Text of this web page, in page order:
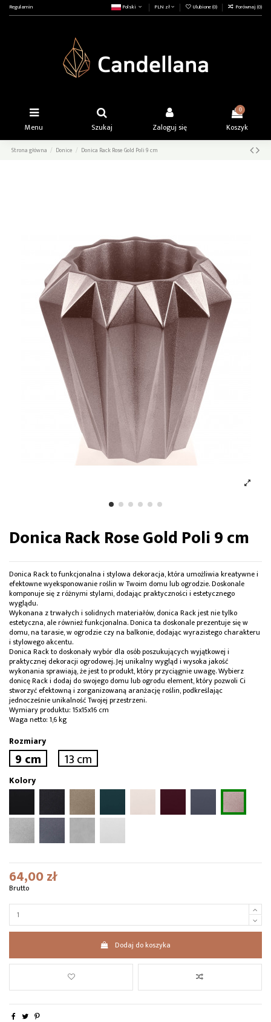
Regulamin Polski PLN zł Ulubione (0) Porównaj (0)
Menu Szukaj Zaloguj się
0
Koszyk
Strona główna Donice Donica Rack Rose Gold Poli 9 cm
Donica Rack Rose Gold Poli 9 cm
Donica Rack to funkcjonalna i stylowa dekoracja, która umożliwia kreatywne i
efektowne wyeksponowanie roślin w Twoim domu lub ogrodzie. Doskonale
komponuje się z różnymi stylami, dodając praktyczności i estetycznego
wyglądu.
Wykonana z trwałych i solidnych materiałów, donica Rack jest nie tylko
estetyczna, ale również funkcjonalna. Donica ta doskonale prezentuje się w
domu, na tarasie, w ogrodzie czy na balkonie, dodając wyrazistego charakteru
i stylowego akcentu.
Donica Rack to doskonały wybór dla osób poszukujących wyjątkowej i
praktycznej dekoracji ogrodowej. Jej unikalny wygląd i wysoka jakość
wykonania sprawiają, że jest to produkt, który przyciągnie uwagę. Wybierz
donicę Rack i dodaj do swojego domu lub ogrodu element, który pozwoli Ci
stworzyć efektowną i zorganizowaną aranżację roślin, podkreślając
jednocześnie unikalność Twojej przestrzeni.
Wymiary produktu: 15x15x16 cm
Waga netto: 1,6 kg
Rozmiary
9 cm 13 cm
Kolory
64,00 zł
Brutto
Dodaj do koszyka